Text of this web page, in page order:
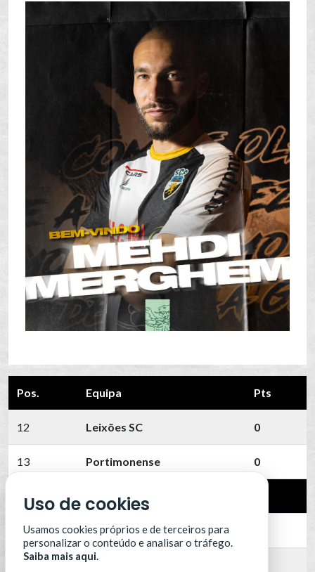
Pos. Equipa Pts
12 Leixões SC 0
13 Portimonense 0
14 SC Farense
15 SCU Torreense
16 Benfica B
Uso de cookies
Usamos cookies próprios e de terceiros para
personalizar o conteúdo e analisar o tráfego.
Saiba mais aqui.